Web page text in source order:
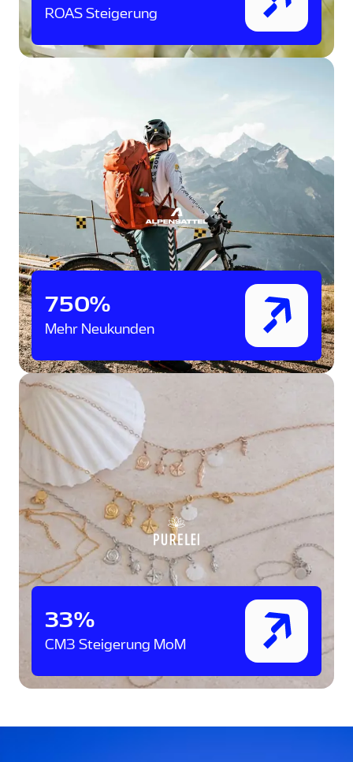
ROAS Steigerung
750%
Mehr Neukunden
33%
CM3 Steigerung MoM